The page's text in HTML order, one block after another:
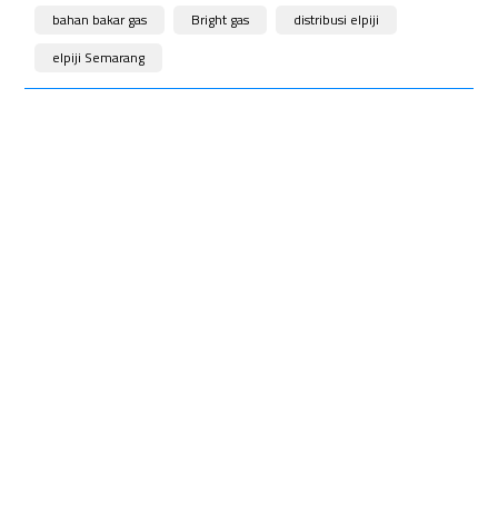
bahan bakar gas Bright gas
distribusi elpiji
elpiji Semarang